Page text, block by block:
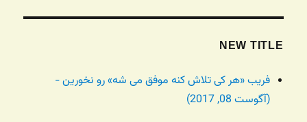
NEW TITLE
فریب «هر کی تلاش کنه موفق می شه» رو نخورین -
(آگوست 08, 2017)